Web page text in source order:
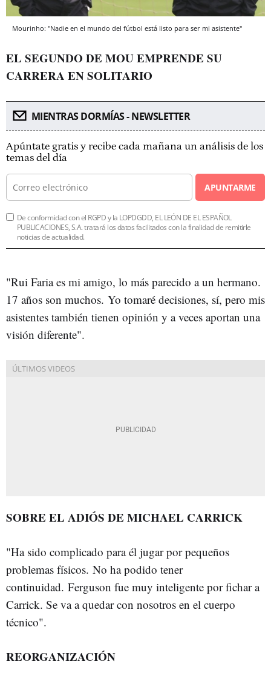
Mourinho: "Nadie en el mundo del fútbol está listo para ser mi asistente"
EL SEGUNDO DE MOU EMPRENDE SU
CARRERA EN SOLITARIO
MIENTRAS DORMÍAS - NEWSLETTER
Apúntate gratis y recibe cada mañana un análisis de los
temas del día
APUNTARME
De conformidad con el RGPD y la LOPDGDD, EL LEÓN DE EL ESPAÑOL
PUBLICACIONES, S.A. tratará los datos facilitados con la finalidad de remitirle
noticias de actualidad.
"Rui Faria es mi amigo, lo más parecido a un hermano.
17 años son muchos. Yo tomaré decisiones, sí, pero mis
asistentes también tienen opinión y a veces aportan una
visión diferente".
SOBRE EL ADIÓS DE MICHAEL CARRICK
"Ha sido complicado para él jugar por pequeños
problemas físicos. No ha podido tener
continuidad. Ferguson fue muy inteligente por fichar a
Carrick. Se va a quedar con nosotros en el cuerpo
técnico".
REORGANIZACIÓN